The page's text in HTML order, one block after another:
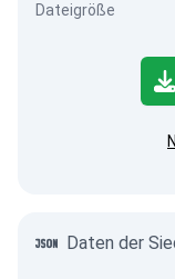
Dateigröße
Daten der